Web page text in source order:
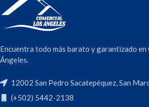
Encuentra todo más barato y garantizado en
Ángeles.
12002 San Pedro Sacatepéquez, San
(+502) 5442-2138